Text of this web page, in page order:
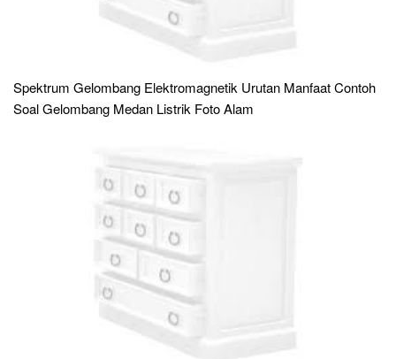
Spektrum Gelombang Elektromagnetik Urutan Manfaat Contoh
Soal Gelombang Medan Listrik Foto Alam